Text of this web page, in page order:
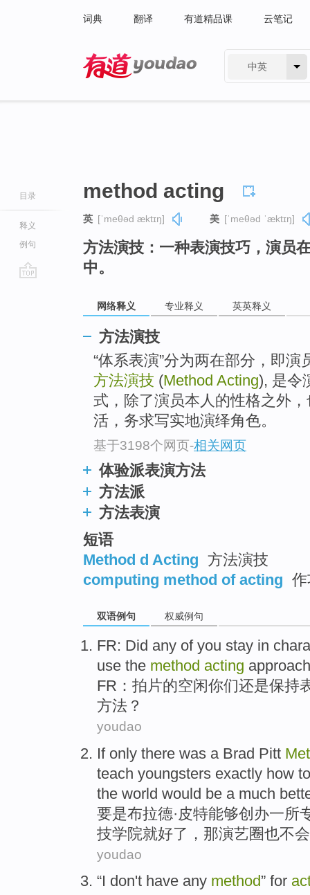
词典 翻译 有道精品课 云笔记
中英
目录
释义
例句
method acting
英 [ˈmeθəd æktɪŋ] 美 [ˈmeθəd ˈæktɪŋ]
方法演技：一种表演技巧，演员
中。
网络释义 专业释义 英英释义
方法演技
“体系表演”分为两在部分，即
方法演技 (Method Acting), 是令
式，除了演员本人的性格之外
活，务求写实地演绎角色。
基于3198个网页-相关网页
体验派表演方法
方法派
方法表演
短语
Method d Acting 方法演技
computing method of acting
双语例句 权威例句
FR: Did any of you stay in
use the method acting approach
FR ：拍片的空闲你们还是保持
方法 ？
youdao
If only there was a Brad Pitt
teach youngsters exactly how to
the world would be a much
要是布拉德· 皮特能够创办一所
技学院就好了， 那演艺圈也不会
youdao
“I don't have any method” for